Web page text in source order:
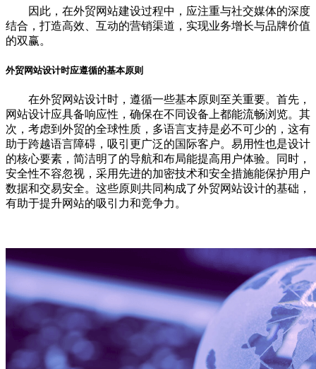
因此，在外贸网站建设过程中，应注重与社交媒体的深度
结合，打造高效、互动的营销渠道，实现业务增长与品牌价值
的双赢。
外贸网站设计时应遵循的基本原则
在外贸网站设计时，遵循一些基本原则至关重要。首先，
网站设计应具备响应性，确保在不同设备上都能流畅浏览。其
次，考虑到外贸的全球性质，多语言支持是必不可少的，这有
助于跨越语言障碍，吸引更广泛的国际客户。易用性也是设计
的核心要素，简洁明了的导航和布局能提高用户体验。同时，
安全性不容忽视，采用先进的加密技术和安全措施能保护用户
数据和交易安全。这些原则共同构成了外贸网站设计的基础，
有助于提升网站的吸引力和竞争力。